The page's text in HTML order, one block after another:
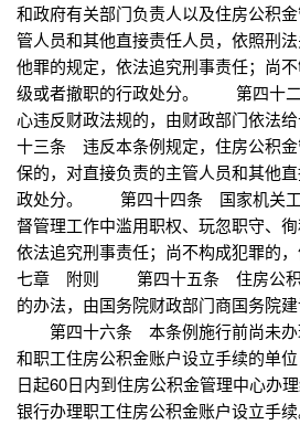
和政府有关部门负责人以及住房公积
管人员和其他直接责任人员，依照刑
他罪的规定，依法追究刑事责任；尚
级或者撤职的行政处分。 第四十
心违反财政法规的，由财政部门依
十三条 违反本条例规定，住房公积
保的，对直接负责的主管人员和其他
政处分。 第四十四条 国家机关工
督管理工作中滥用职权、玩忽职守、徇
依法追究刑事责任；尚不构成犯罪的
七章 附则 第四十五条 住房公积
的办法，由国务院财政部门商国务院建
第四十六条 本条例施行前尚未办
和职工住房公积金账户设立手续的单
日起60日内到住房公积金管理中心办
银行办理职工住房公积金账户设